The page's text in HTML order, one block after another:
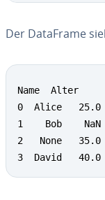
Der DataFrame
Name  Alter
0  Alice   25.0
1    Bob    NaN
2   None
3  David